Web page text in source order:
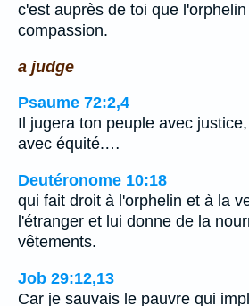
c'est auprès de toi que
compassion.
a judge
Psaume 72:2,4
Il jugera ton peuple avec
avec équité.…
Deutéronome 10:18
qui fait droit à l'orphelin et à la
l'étranger et lui donne de la
vêtements.
Job 29:12,13
Car je sauvais le pauvre qui